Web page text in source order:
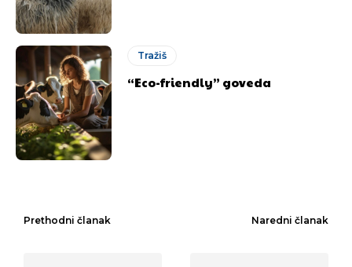
Tražiš
“Eco-friendly” goveda
Prethodni članak Naredni članak